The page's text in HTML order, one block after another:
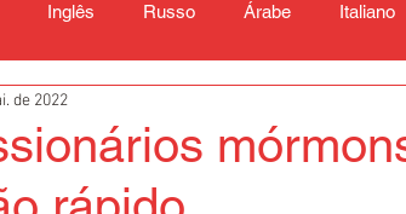
Inglês Russo Árabe Italiano
de 2022